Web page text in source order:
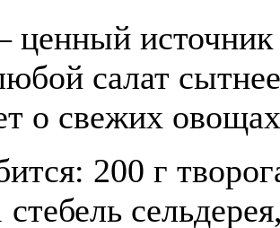
ценный
салат
о свежих
200 г